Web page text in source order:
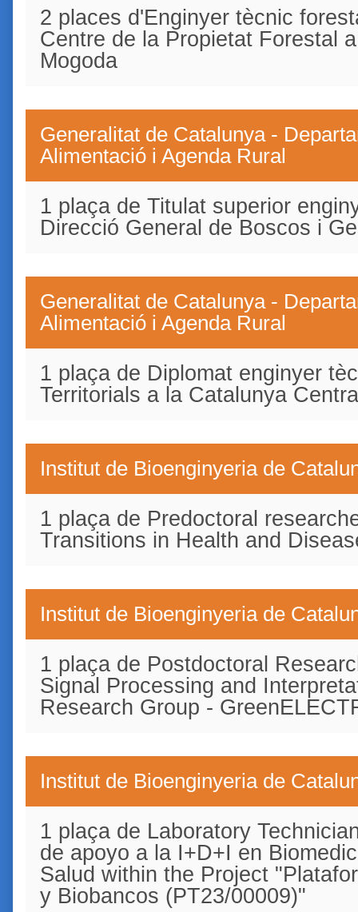
2 places d'Enginyer tècnic
Centre de la Propietat Forestal
Mogoda
Generalitat de Catalunya -
Alimentació i Agenda Rural
1 plaça de Titulat superior
Direcció General de Boscos i
Generalitat de Catalunya -
Alimentació i Agenda Rural
1 plaça de Diplomat enginyer
Territorials a la Catalunya
Institut de Bioenginyeria de
1 plaça de Predoctoral
Transitions in Health and
Institut de Bioenginyeria de
1 plaça de Postdoctoral
Signal Processing and
Research Group -
Institut de Bioenginyeria de
1 plaça de Laboratory
de apoyo a la I+D+I en
Salud within the Project
y Biobancos (PT23/00009)"